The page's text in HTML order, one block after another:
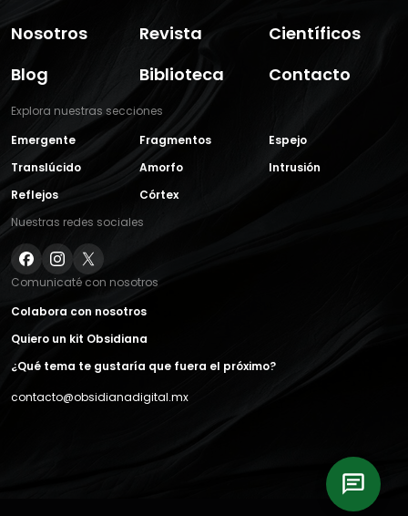
Nosotros Revista
Científicos
Blog
Biblioteca Contacto
Explora nuestras secciones
Emergente
Fragmentos
Espejo
Translúcido
Amorfo
Intrusión
Reflejos
Córtex
Nuestras redes sociales
Comunicaté con nosotros
Colabora con nosotros
Quiero un kit Obsidiana
¿Qué tema te gustaría que fuera el próximo?
contacto@obsidianadigital.mx